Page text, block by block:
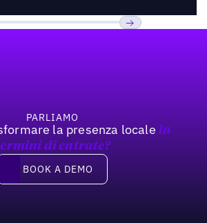
PARLIAMO
la presenza locale In
di entrate?
a demo
BOOK A DEMO